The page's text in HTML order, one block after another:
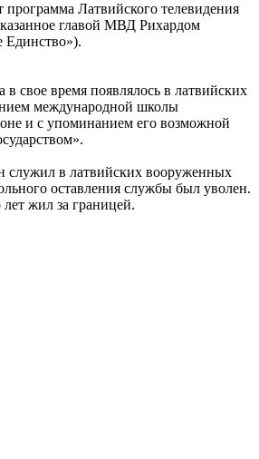
программа Латвийского телевидения
главой МВД Рихардом
Единство»).
свое время появлялось в латвийских
международной школы
и с упоминанием его возможной
в латвийских вооруженных
оставления службы был уволен.
лет жил за границей.